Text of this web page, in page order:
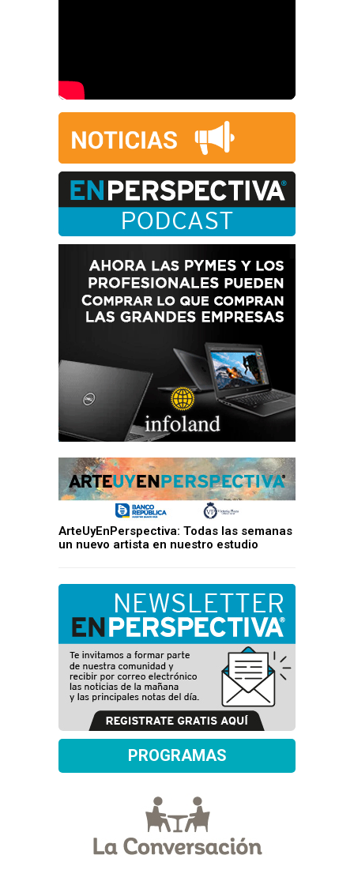
ArteUyEnPerspectiva: Todas las semanas
un nuevo artista en nuestro estudio
PROGRAMAS